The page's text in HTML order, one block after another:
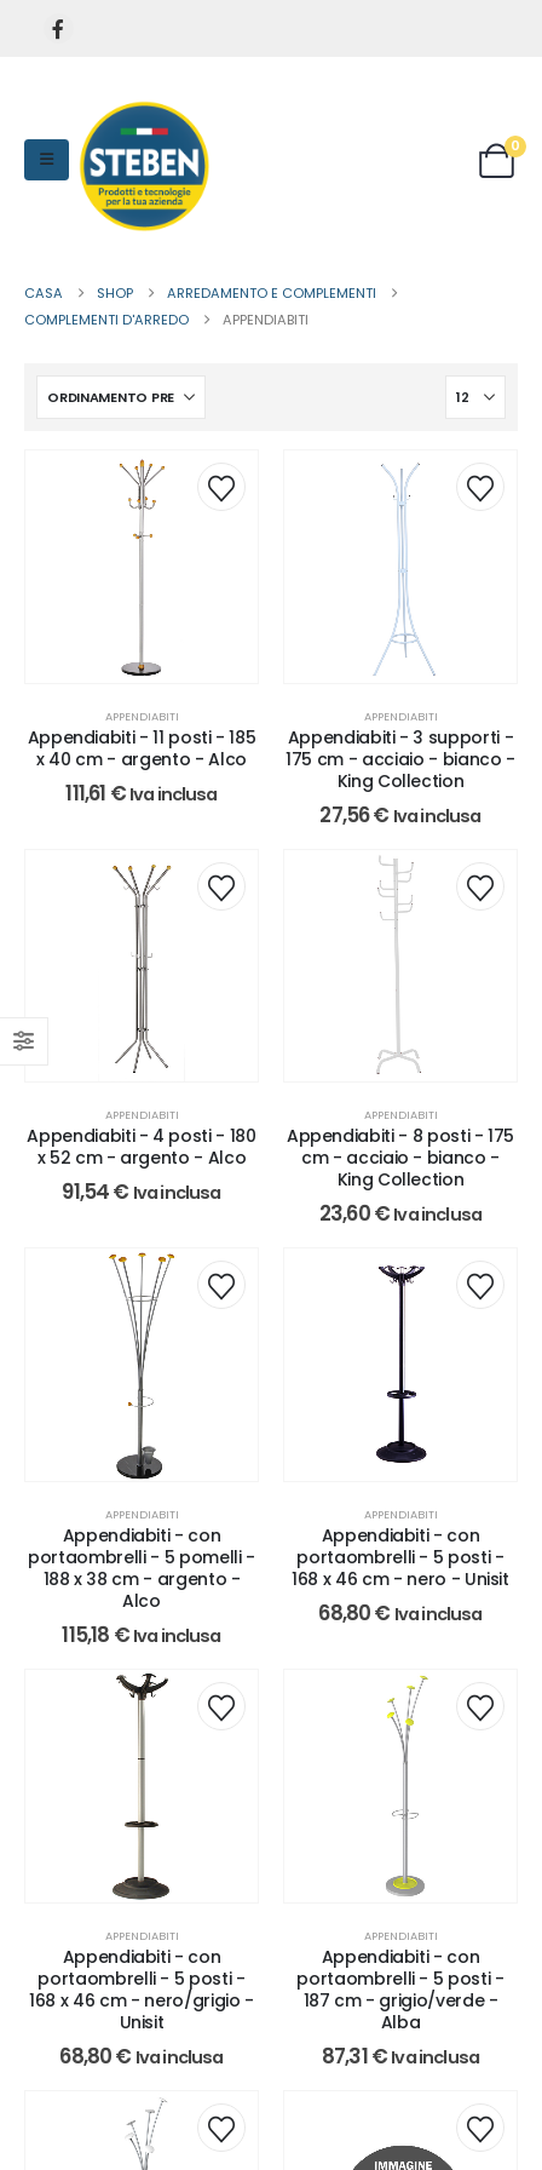
0
CASA SHOP
ARREDAMENTO E COMPLEMENTI
COMPLEMENTI D'ARREDO
APPENDIABITI
APPENDIABITI
Appendiabiti - 11 posti - 185
x 40 cm - argento - Alco
111,61 € Iva inclusa
APPENDIABITI
Appendiabiti - 3 supporti -
175 cm - acciaio - bianco -
King Collection
27,56€ Iva inclusa
APPENDIABITI
Appendiabiti - 4 posti - 180
x 52 cm - argento - Alco
91,54€ Iva inclusa
APPENDIABITI
Appendiabiti - 8 posti - 175
cm - acciaio - bianco -
King Collection
23,60€ Iva inclusa
APPENDIABITI
Appendiabiti - con
portaombrelli - 5 pomelli -
188 x 38 cm - argento -
Alco
115,18 € Iva inclusa
APPENDIABITI
Appendiabiti - con
portaombrelli - 5 posti -
168 x 46 cm - nero - Unisit
68,80€ Iva inclusa
APPENDIABITI
Appendiabiti - con
portaombrelli - 5 posti -
168 x 46 cm - nero/grigio -
Unisit
68,80€ Iva inclusa
APPENDIABITI
Appendiabiti - con
portaombrelli - 5 posti -
187 cm - grigio/verde -
Alba
87,31€ Iva inclusa